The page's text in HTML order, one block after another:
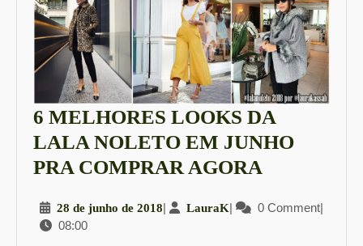
6 MELHORES LOOKS DA
LALA NOLETO EM JUNHO
PRA COMPRAR AGORA
LOOKS
28 de junho de 201828
| LauraKLauraK
| 0 Comment|
08:00